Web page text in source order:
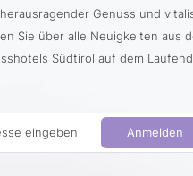
Genuss und
Sie über alle Neuigkeiten aus
Südtirol auf dem
eingeben Anmelden